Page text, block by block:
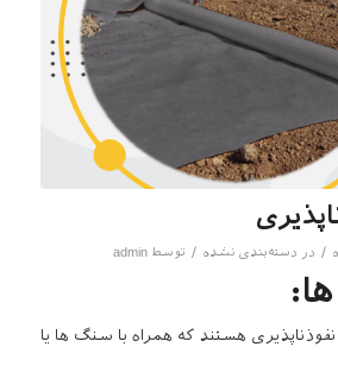
/ در دسته‌بندی نشده / توسط admin
هستند که همراه با سنگ ها یا